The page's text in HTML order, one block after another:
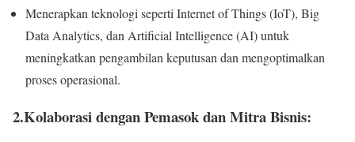
Menerapkan teknologi seperti Internet of Things (IoT), Big
Data Analytics, dan Artificial Intelligence (AI) untuk
meningkatkan pengambilan keputusan dan mengoptimalkan
proses operasional.
2.Kolaborasi dengan Pemasok dan Mitra Bisnis: